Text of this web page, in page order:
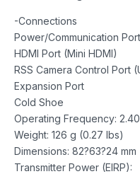
-Connections
Power/Communication
HDMI Port (Mini HDMI)
RSS Camera Control Port
Expansion Port
Cold Shoe
Operating Frequency:
Weight: 126 g (0.27 lbs)
Dimensions: 82?63?24 mm
Transmitter Power (EIRP):